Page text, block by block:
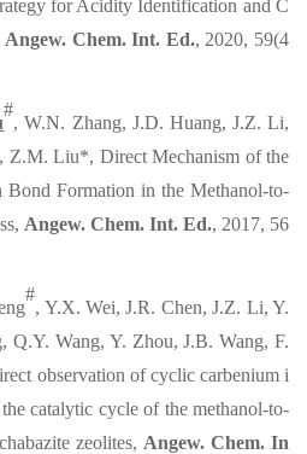
for Acidity Identification and C
Angew. Chem. Int. Ed., 2020, 59(4
#
, W.N. Zhang, J.D. Huang, J.Z. Li,
Z.M. Liu*, Direct Mechanism of the
Bond Formation in the Methanol-to-
Angew. Chem. Int. Ed., 2017, 56
#
, Y.X. Wei, J.R. Chen, J.Z. Li, Y.
Q.Y. Wang, Y. Zhou, J.B. Wang, F.
observation of cyclic carbenium i
catalytic cycle of the methanol-to-
zeolites, Angew. Chem. In